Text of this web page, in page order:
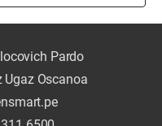
Pardo
Ugaz Oscanoa